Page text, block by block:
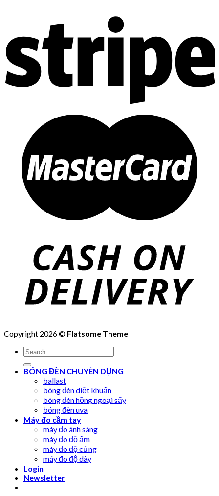
Copyright 2026 © Flatsome Theme
Search
for:
BÓNG ĐÈN CHUYÊN DỤNG
ballast
bóng đèn diệt khuẩn
bóng đèn hồng ngoại sấy
bóng đèn uva
Máy đo cầm tay
máy đo ánh sáng
máy đo độ ẩm
máy đo độ cứng
máy đo độ dày
Login
Newsletter